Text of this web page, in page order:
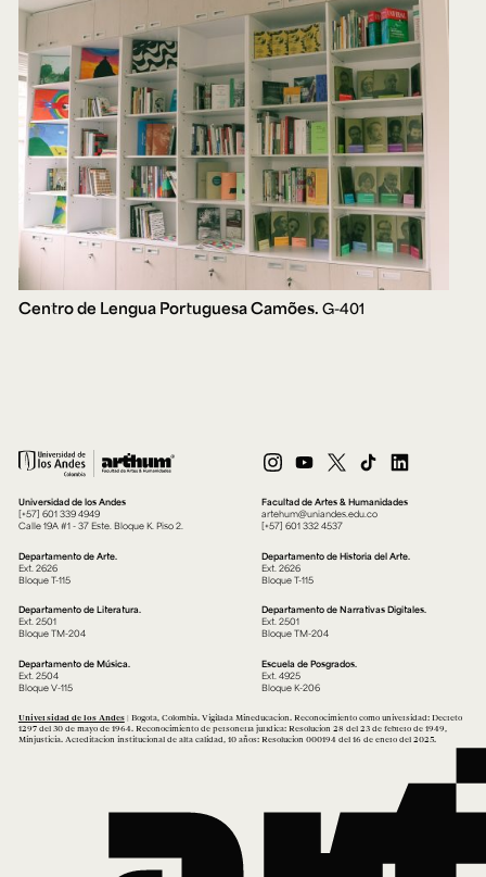
Centro de Lengua Portuguesa Camões. G-401
Universidad de los Andes
[+57] 601 339 4949
Calle 19A #1 - 37 Este. Bloque K. Piso 2.
Facultad de Artes & Humanidades
artehum@uniandes.edu.co
[+57] 601 332 4537
Departamento de Arte.
Ext. 2626
Bloque T-115
Departamento de Historia del Arte.
Ext. 2626
Bloque T-115
Departamento de Literatura.
Ext. 2501
Bloque TM-204
Departamento de Narrativas Digitales.
Ext. 2501
Bloque TM-204
Departamento de Música.
Ext. 2504
Bloque V-115
Escuela de Posgrados.
Ext. 4925
Bloque K-206
Universidad de los Andes| Bogotá, Colombia. Vigilada Mineducación. Reconocimiento como universidad: Decreto
1297 del 30 de mayo de 1964. Reconocimiento de personería jurídica: Resolución 28 del 23 de febrero de 1949,
Minjusticia. Acreditación institucional de alta calidad, 10 años: Resolución 000194 del 16 de enero del 2025.